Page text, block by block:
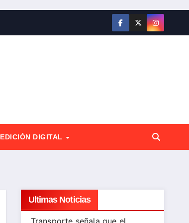
EDICIÓN DIGITAL
Ultimas Noticias